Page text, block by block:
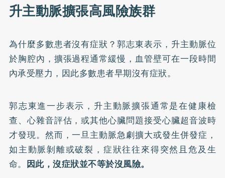
升主動脈擴張高風險族群
為什麼多數患者沒有症狀？郭志東表示，升主動脈位
於胸腔內，擴張過程通常緩慢，血管壁可在一段時間
內承受壓力，因此多數患者早期沒有症狀。
郭志東進一步表示，升主動脈擴張通常是在健康檢
查、心雜音評估，或其他心臟問題接受心臟超音波時
才發現。然而，一旦主動脈急劇擴大或發生併發症，
如主動脈剝離或破裂，症狀往往來得突然且危及生
命。 因此，沒症狀並不等於沒風險。